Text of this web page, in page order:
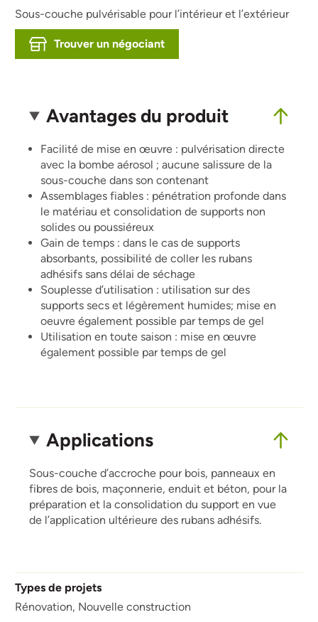
Sous-couche pulvérisable pour l’intérieur et l’extérieur
Trouver un négociant
Avantages du produit
Facilité de mise en œuvre : pulvérisation directe
avec la bombe aérosol ; aucune salissure de la
sous-couche dans son contenant
Assemblages fiables : pénétration profonde dans
le matériau et consolidation de supports non
solides ou poussiéreux
Gain de temps : dans le cas de supports
absorbants, possibilité de coller les rubans
adhésifs sans délai de séchage
Souplesse d’utilisation : utilisation sur des
supports secs et légèrement humides; mise en
oeuvre également possible par temps de gel
Utilisation en toute saison : mise en œuvre
également possible par temps de gel
Applications
Sous-couche d’accroche pour bois, panneaux en
fibres de bois, maçonnerie, enduit et béton, pour la
préparation et la consolidation du support en vue
de l’application ultérieure des rubans adhésifs.
Types de projets
Rénovation, Nouvelle construction